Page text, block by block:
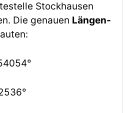
Stockhausen
Die genauen Längen-